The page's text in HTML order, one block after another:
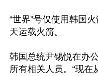
“世界”号仅使用韩国
天运载火箭。
韩国总统尹锡悦在办
所有相关人员。“现在